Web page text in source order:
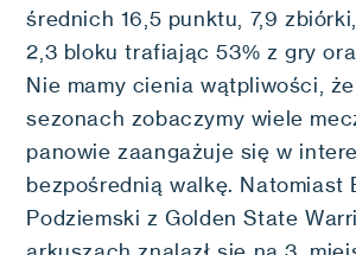
średnich 16,5 punktu, 7,9
2,3 bloku trafiając 53% z gry
Nie mamy cienia wątpliwości,
sezonach zobaczymy wiele
panowie zaangażuje się w
bezpośrednią walkę. Natomiast
Podziemski z Golden State